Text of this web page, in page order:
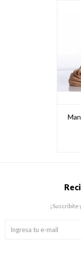
¡Suscribite